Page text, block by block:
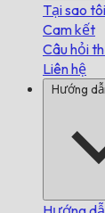
Tại sao
Cam kết
Câu hỏi
Liên hệ
Hướng